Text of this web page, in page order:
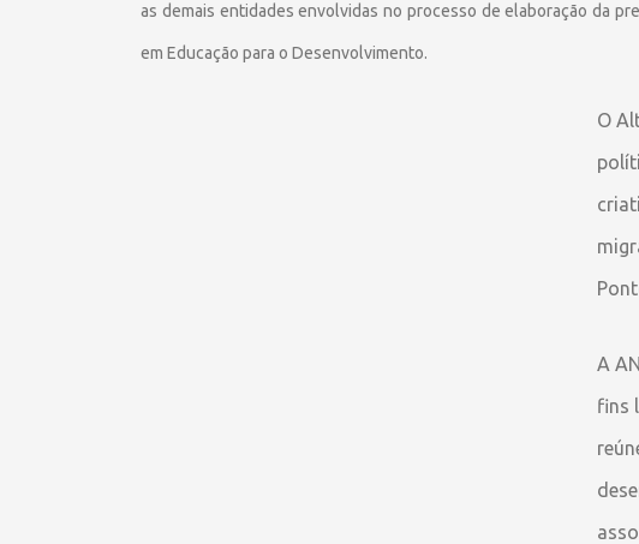
as demais entidades envolvidas no processo de elaboração da
em Educação para o Desenvolvimento.
O
A
fins